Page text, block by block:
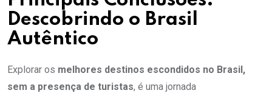
Descobrindo o Brasil
Autêntico
Explorar os melhores destinos escondidos no Brasil,
sem a presença de turistas, é uma jornada